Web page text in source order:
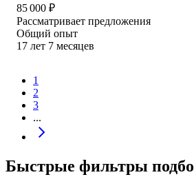
85 000 ₽
Рассматривает предложения
Общий опыт
17 лет 7 месяцев
1
2
3
...
Быстрые фильтры